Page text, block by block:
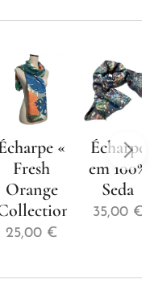
«
Fresh
€
Écharpe
em 100%
Seda
35,00€